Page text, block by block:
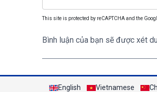
This site is protected by reCAPTCHA and the
Bình luận của bạn sẽ được xét
English Vietnamese